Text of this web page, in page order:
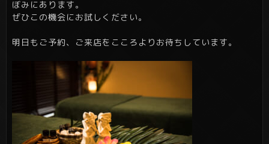
ぼみにあります。
ぜひこの機会にお試しください。
明日もご予約、ご来店をこころよりお待ちしています。